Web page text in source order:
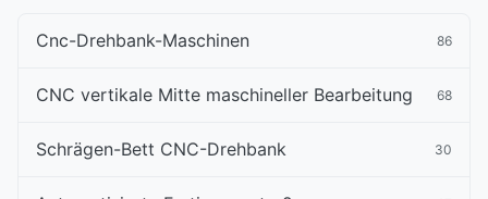
Cnc-Drehbank-Maschinen 86
CNC vertikale Mitte maschineller Bearbeitung 68
Schrägen-Bett CNC-Drehbank 30